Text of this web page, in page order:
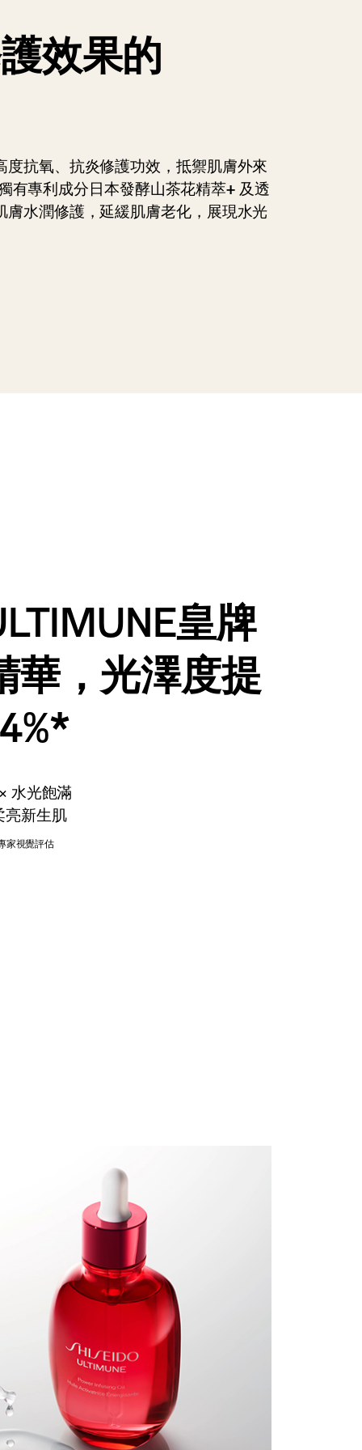
效果的
度抗氧、抗炎修護功效，抵禦肌膚外來
有專利成分日本發酵山茶花精萃+ 及透
膚水潤修護，延緩肌膚老化，展現水光
皇牌
華，光澤度提
水光飽滿
亮新生肌
家視覺評估